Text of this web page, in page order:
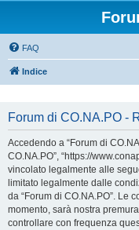
FAQ
Indice
Forum di CO.NA.PO -
Accedendo a “Forum di
CO.NA.PO”, “https://
vincolato legalmente alle
limitato legalmente dalle
da “Forum di CO.NA.PO”. Le
momento, sarà nostra
controllare con frequenza